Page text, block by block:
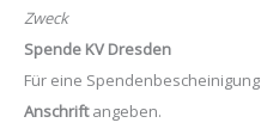
Zweck
Spende KV Dresden
Für eine Spendenbescheinigung
Anschriftangeben.